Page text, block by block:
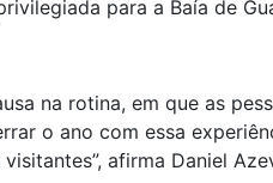
para a Baía de
na rotina, em que as
o ano com essa
afirma Daniel